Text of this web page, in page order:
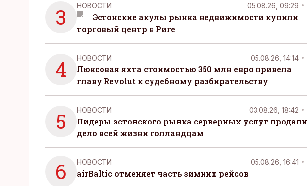
3 НОВОСТИ 05.08.26, 09:29
Эстонские акулы рынка недвижимости купили
торговый центр в Риге
4 НОВОСТИ 05.08.26, 14:14
Люксовая яхта стоимостью 350 млн евро привела
главу Revolut к судебному разбирательству
5 НОВОСТИ 03.08.26, 18:42
Лидеры эстонского рынка серверных услуг продали
дело всей жизни голландцам
6 НОВОСТИ 05.08.26, 16:41
airBaltic отменяет часть зимних рейсов